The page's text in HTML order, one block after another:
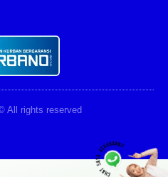
All rights reserved